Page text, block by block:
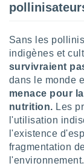
les
le
ou
de
et
les
Sans les
indigènes et
survivraient
dans le monde
menace pour
nutrition. Les
l'utilisation
l'existence
fragmentation
l'environnement.